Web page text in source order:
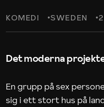
KOMEDI SWEDEN
Det moderna
En grupp på sex
sig i ett stort hus på